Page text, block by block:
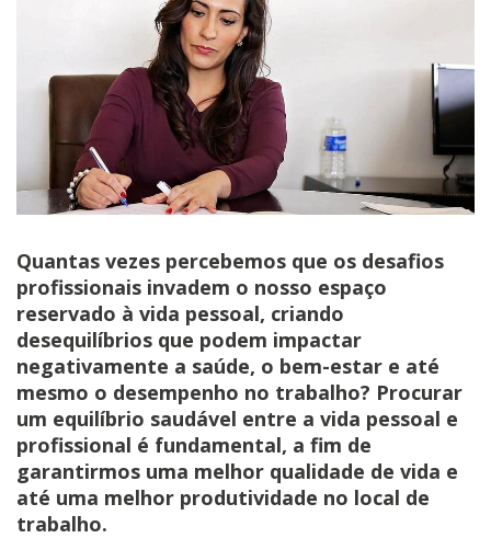
Quantas vezes percebemos que os desafios
profissionais invadem o nosso espaço
reservado à vida pessoal, criando
desequilíbrios que podem impactar
negativamente a saúde, o bem-estar e até
mesmo o desempenho no trabalho? Procurar
um equilíbrio saudável entre a vida pessoal e
profissional é fundamental, a fim de
garantirmos uma melhor qualidade de vida e
até uma melhor produtividade no local de
trabalho.